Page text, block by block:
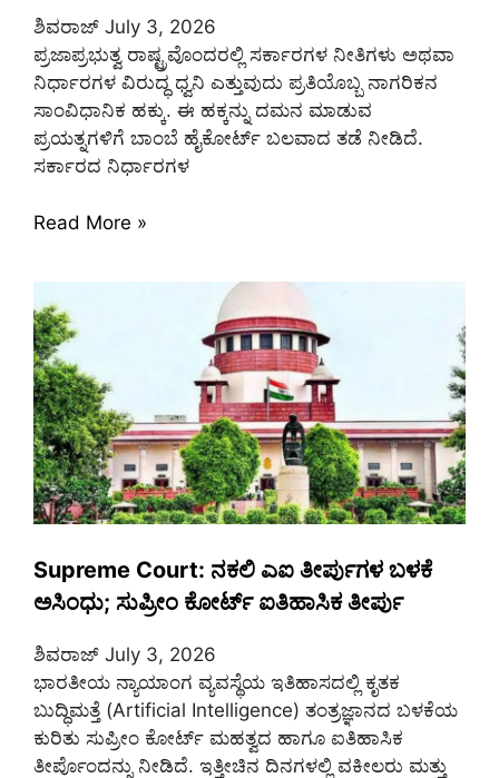
ಶಿವರಾಜ್ July 3, 2026
ಪ್ರಜಾಪ್ರಭುತ್ವ ರಾಷ್ಟ್ರವೊಂದರಲ್ಲಿ ಸರ್ಕಾರಗಳ ನೀತಿಗಳು ಅಥವಾ
ನಿರ್ಧಾರಗಳ ವಿರುದ್ಧ ಧ್ವನಿ ಎತ್ತುವುದು ಪ್ರತಿಯೊಬ್ಬ ನಾಗರಿಕನ
ಸಾಂವಿಧಾನಿಕ ಹಕ್ಕು. ಈ ಹಕ್ಕನ್ನು ದಮನ ಮಾಡುವ
ಪ್ರಯತ್ನಗಳಿಗೆ ಬಾಂಬೆ ಹೈಕೋರ್ಟ್ ಬಲವಾದ ತಡೆ ನೀಡಿದೆ.
ಸರ್ಕಾರದ ನಿರ್ಧಾರಗಳ
Read More »
Supreme Court: ನಕಲಿ ಎಐ ತೀರ್ಪುಗಳ ಬಳಕೆ
ಅಸಿಂಧು; ಸುಪ್ರೀಂ ಕೋರ್ಟ್ ಐತಿಹಾಸಿಕ ತೀರ್ಪು
ಶಿವರಾಜ್ July 3, 2026
ಭಾರತೀಯ ನ್ಯಾಯಾಂಗ ವ್ಯವಸ್ಥೆಯ ಇತಿಹಾಸದಲ್ಲಿ ಕೃತಕ
ಬುದ್ಧಿಮತ್ತೆ (Artificial Intelligence) ತಂತ್ರಜ್ಞಾನದ ಬಳಕೆಯ
ಕುರಿತು ಸುಪ್ರೀಂ ಕೋರ್ಟ್ ಮಹತ್ವದ ಹಾಗೂ ಐತಿಹಾಸಿಕ
ತೀರ್ಪೊಂದನ್ನು ನೀಡಿದೆ. ಇತ್ತೀಚಿನ ದಿನಗಳಲ್ಲಿ ವಕೀಲರು ಮತ್ತು